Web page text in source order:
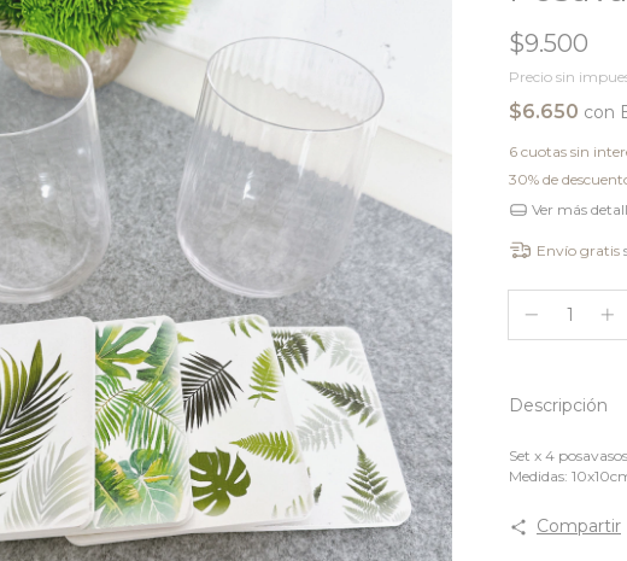
$9.500
Precio sin
$6.650 con
6 cuotas sin
30% de
Ver más
Envío gratis
Descripción
Set x 4
Medidas:
Compartir